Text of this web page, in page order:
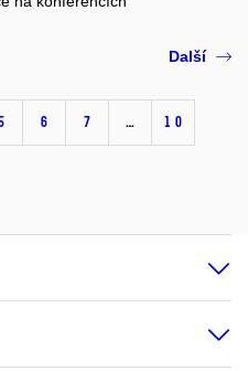
6 7 … 10
Další